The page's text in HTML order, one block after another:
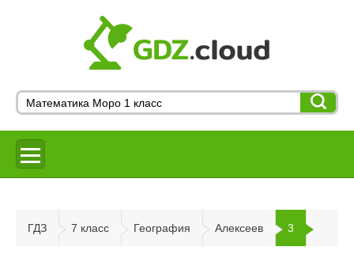
ГДЗ 7 класс География Алексеев 3